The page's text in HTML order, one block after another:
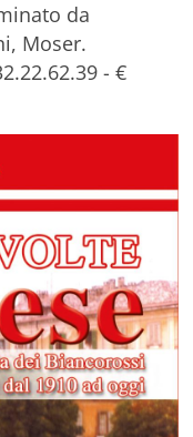
da
Moser.
- €